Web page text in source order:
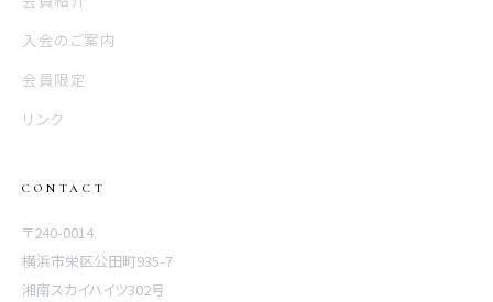
入会のご案内
会員限定
リンク
CONTACT
〒240-0014
横浜市栄区公田町935-7
湘南スカイハイツ302号